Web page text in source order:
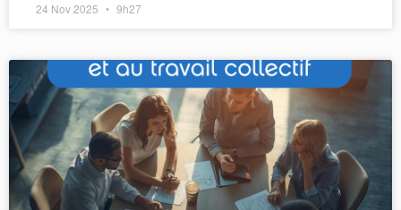
24 Nov 2025 9h27